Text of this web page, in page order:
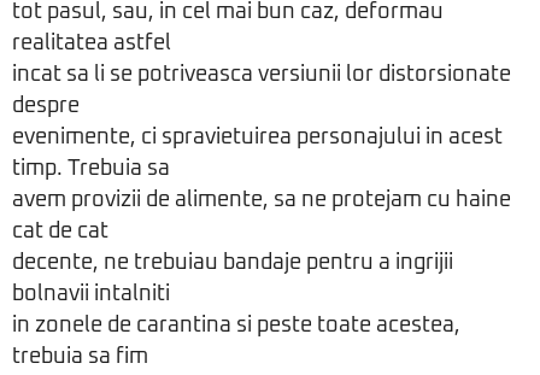
tot pasul, sau, in cel mai bun caz, deformau
realitatea astfel
incat sa li se potriveasca versiunii lor distorsionate
despre
evenimente, ci spravietuirea personajului in acest
timp. Trebuia sa
avem provizii de alimente, sa ne protejam cu haine
cat de cat
decente, ne trebuiau bandaje pentru a ingrijii
bolnavii intalniti
in zonele de carantina si peste toate acestea,
trebuia sa fim